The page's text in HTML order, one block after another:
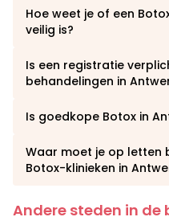
Hoe weet je of een
veilig is?
Is een registratie
behandelingen in
Is goedkope Botox in
Waar moet je op letten
Botox-klinieken in
Andere steden in de